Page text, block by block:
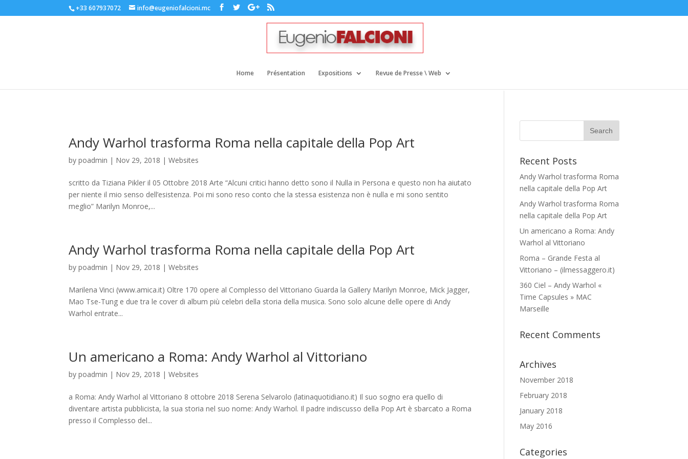
+33 607937072 info@eugeniofalcioni.mc
Home Présentation Expositions Revue de Presse \ Web
Andy Warhol trasforma Roma nella capitale della Pop Art
bypoadmin | Nov 29, 2018 |Websites
scritto da Tiziana Pikler il 05 Ottobre 2018 Arte “Alcuni critici hanno detto sono il Nulla in Persona e questo non ha aiutato
per niente il mio senso dell’esistenza. Poi mi sono reso conto che la stessa esistenza non è nulla e mi sono sentito
meglio” Marilyn Monroe,...
Andy Warhol trasforma Roma nella capitale della Pop Art
bypoadmin | Nov 29, 2018 |Websites
Marilena Vinci (www.amica.it) Oltre 170 opere al Complesso del Vittoriano Guarda la Gallery Marilyn Monroe, Mick Jagger,
Mao Tse-Tung e due tra le cover di album più celebri della storia della musica. Sono solo alcune delle opere di Andy
Warhol entrate...
Un americano a Roma: Andy Warhol al Vittoriano
bypoadmin | Nov 29, 2018 |Websites
a Roma: Andy Warhol al Vittoriano 8 ottobre 2018 Serena Selvarolo (latinaquotidiano.it) Il suo sogno era quello di
diventare artista pubblicista, la sua storia nel suo nome: Andy Warhol. Il padre indiscusso della Pop Art è sbarcato a Roma
presso il Complesso del...
Recent Posts
Andy Warhol trasforma Roma
nella capitale della Pop Art
Andy Warhol trasforma Roma
nella capitale della Pop Art
Un americano a Roma: Andy
Warhol al Vittoriano
Roma – Grande Festa al
Vittoriano – (ilmessaggero.it)
360 Ciel – Andy Warhol «
Time Capsules » MAC
Marseille
Recent Comments
Archives
November 2018
February 2018
January 2018
May 2016
Categories